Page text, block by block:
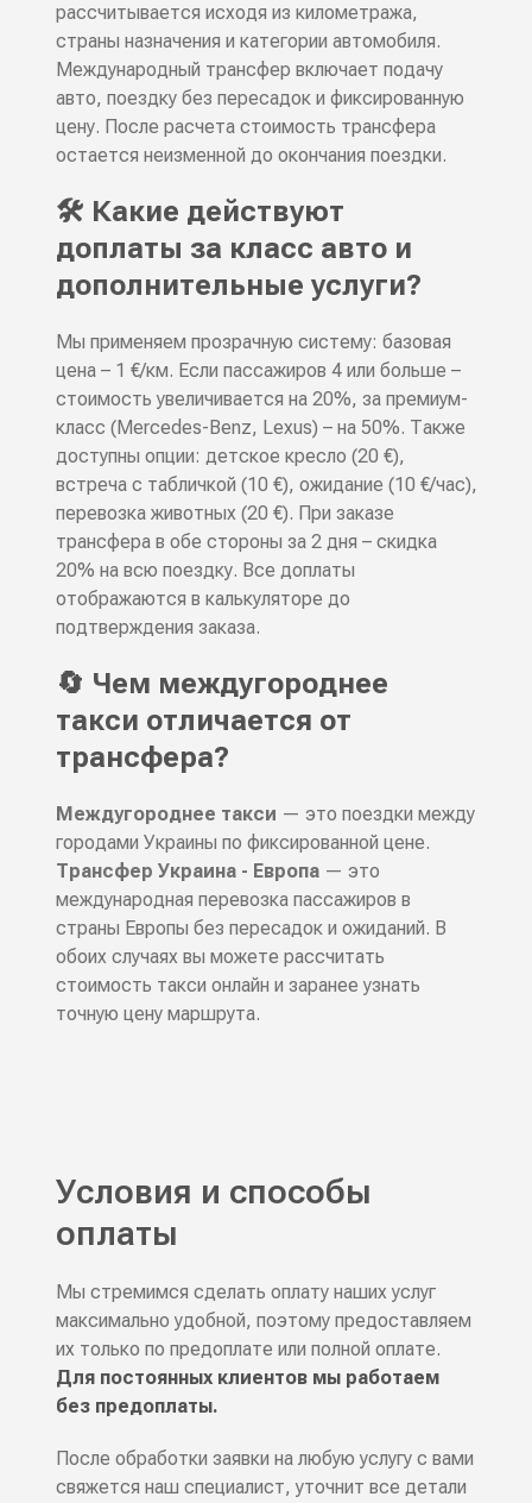
рассчитывается исходя из километража,
страны назначения и категории автомобиля.
Международный трансфер включает подачу
авто, поездку без пересадок и фиксированную
цену. После расчета стоимость трансфера
остается неизменной до окончания поездки.
🛠️ Какие действуют
доплаты за класс авто и
дополнительные услуги?
Мы применяем прозрачную систему: базовая
цена – 1 €/км. Если пассажиров 4 или больше –
стоимость увеличивается на 20%, за премиум-
класс (Mercedes-Benz, Lexus) – на 50%. Также
доступны опции: детское кресло (20 €),
встреча с табличкой (10 €), ожидание (10 €/час),
перевозка животных (20 €). При заказе
трансфера в обе стороны за 2 дня – скидка
20% на всю поездку. Все доплаты
отображаются в калькуляторе до
подтверждения заказа.
🔄 Чем междугороднее
такси отличается от
трансфера?
Междугороднее такси — это поездки между
городами Украины по фиксированной цене.
Трансфер Украина - Европа— это
международная перевозка пассажиров в
страны Европы без пересадок и ожиданий. В
обоих случаях вы можете рассчитать
стоимость такси онлайн и заранее узнать
точную цену маршрута.
Условия и способы
оплаты
Мы стремимся сделать оплату наших услуг
максимально удобной, поэтому предоставляем
их только по предоплате или полной оплате.
Для постоянных клиентов мы работаем
без предоплаты.
После обработки заявки на любую услугу с вами
свяжется наш специалист, уточнит все детали